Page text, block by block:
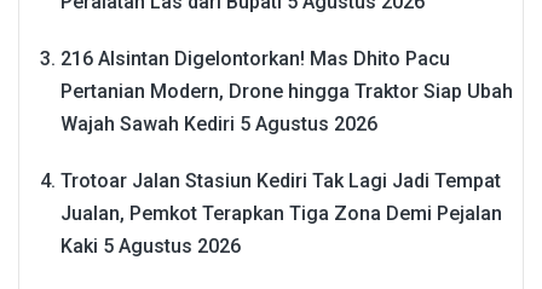
216 Alsintan Digelontorkan! Mas Dhito Pacu
Pertanian Modern, Drone hingga Traktor Siap Ubah
Wajah Sawah Kediri 5 Agustus 2026
Trotoar Jalan Stasiun Kediri Tak Lagi Jadi Tempat
Jualan, Pemkot Terapkan Tiga Zona Demi Pejalan
Kaki 5 Agustus 2026